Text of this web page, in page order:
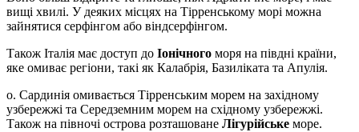
вищі хвилі. У деяких місцях на Тірренському морі можна
зайнятися серфінгом або віндсерфінгом.
Також Італія має доступ до Іонічного моря на півдні країни,
яке омиває регіони, такі як Калабрія, Базиліката та Апулія.
о. Сардинія омивається Тірренським морем на західному
узбережжі та Середземним морем на східному узбережжі.
Також на півночі острова розташоване Лігурійське море.